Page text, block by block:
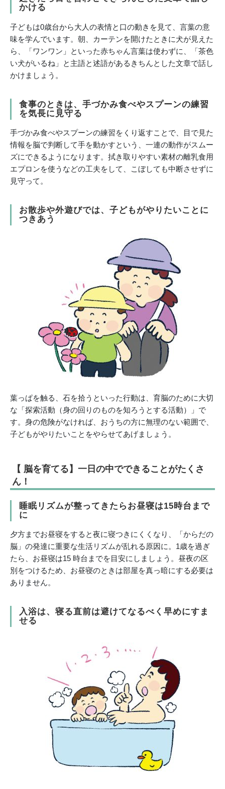
かける
子どもは0歳台から大人の表情と口の動きを見て、言葉の意
味を学んでいます。朝、カーテンを開けたときに犬が見えた
ら、「ワンワン」といった赤ちゃん言葉は使わずに、「茶色
い犬がいるね」と主語と述語があるきちんとした文章で話し
かけましょう。
食事のときは、手づかみ食べやスプーンの練習
を気長に見守る
手づかみ食べやスプーンの練習をくり返すことで、目で見た
情報を脳で判断して手を動かすという、一連の動作がスムー
ズにできるようになります。拭き取りやすい素材の離乳食用
エプロンを使うなどの工夫をして、こぼしても中断させずに
見守って。
お散歩や外遊びでは、子どもがやりたいことに
つきあう
葉っぱを触る、石を拾うといった行動は、育脳のために大切
な「探索活動（身の回りのものを知ろうとする活動）」で
す。身の危険がなければ、おうちの方に無理のない範囲で、
子どもがやりたいことをやらせてあげましょう。
【 脳を育てる】一日の中でできることがたくさ
ん！
睡眠リズムが整ってきたらお昼寝は15時台まで
に
夕方までお昼寝をすると夜に寝つきにくくなり、「からだの
脳」の発達に重要な生活リズムが乱れる原因に。1歳を過ぎ
たら、お昼寝は15 時台までを目安にしましょう。昼夜の区
別をつけるため、お昼寝のときは部屋を真っ暗にする必要は
ありません。
入浴は、寝る直前は避けてなるべく早めにすま
せる